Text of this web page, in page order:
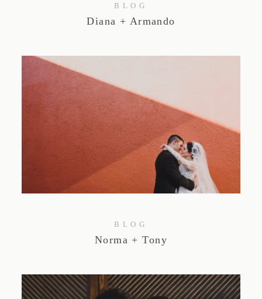
BLOG
Diana + Armando
BLOG
Norma + Tony